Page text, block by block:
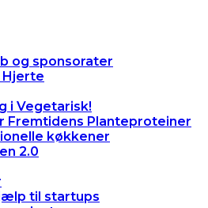
og sponsorater
Hjerte
i Vegetarisk!
Planteproteiner
køkkener
2.0
til startups